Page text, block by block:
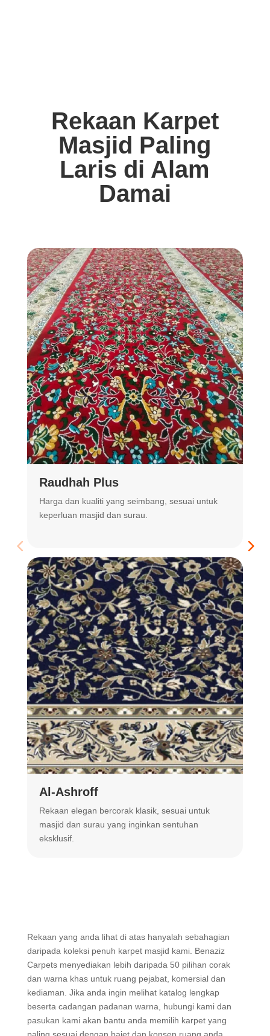
Rekaan Karpet
Masjid Paling
Laris di Alam
Damai
Raudhah Plus
Harga dan kualiti yang seimbang, sesuai untuk
keperluan masjid dan surau.
Al-Ashroff
Rekaan elegan bercorak klasik, sesuai untuk
masjid dan surau yang inginkan sentuhan
eksklusif.
Rekaan yang anda lihat di atas hanyalah sebahagian
daripada koleksi penuh karpet masjid kami. Benaziz
Carpets menyediakan lebih daripada 50 pilihan corak
dan warna khas untuk ruang pejabat, komersial dan
kediaman. Jika anda ingin melihat katalog lengkap
beserta cadangan padanan warna, hubungi kami dan
pasukan kami akan bantu anda memilih karpet yang